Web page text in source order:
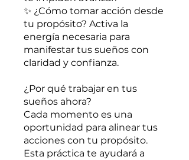
✨ ¿Cómo tomar acción desde
tu propósito? Activa la
energía necesaria para
manifestar tus sueños con
claridad y confianza.
¿Por qué trabajar en tus
sueños ahora?
Cada momento es una
oportunidad para alinear tus
acciones con tu propósito.
Esta práctica te ayudará a